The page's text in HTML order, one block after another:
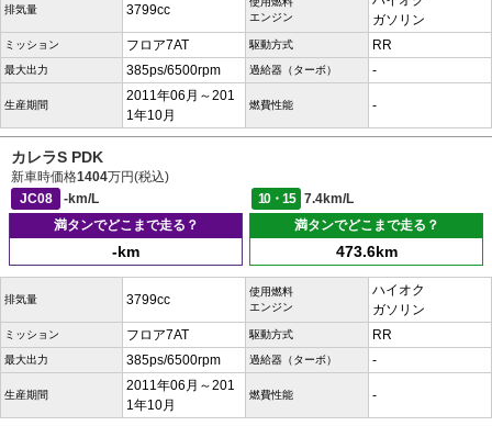
排気量 3799cc
エンジン
ガソリン
ミッション フロア7AT 駆動方式 RR
最大出力 385ps/6500rpm 過給器（ターボ） -
生産期間
2011年06月～201
1年10月
燃費性能 -
カレラS PDK
新車時価格1404万円(税込)
JC08
-km/L 10・15
7.4km/L
満タンでどこまで走る？
-km
満タンでどこまで走る？
473.6km
排気量 3799cc
使用燃料
エンジン
ハイオク
ガソリン
ミッション フロア7AT 駆動方式 RR
最大出力 385ps/6500rpm 過給器（ターボ） -
生産期間
2011年06月～201
1年10月
燃費性能 -